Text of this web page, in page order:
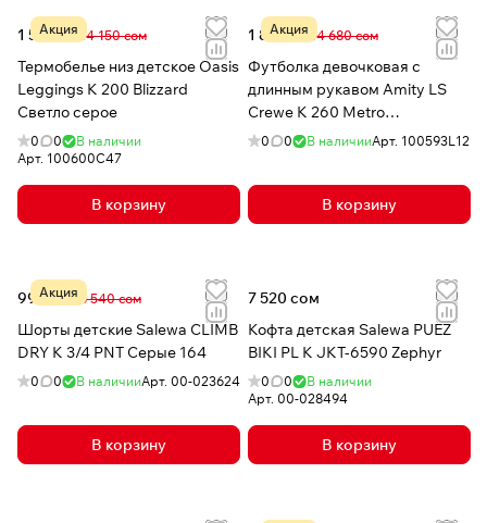
Акция
1 531 сом4 150 сом
Термобелье низ детское Oasis
Leggings K 200 Blizzard
Светло серое
0 0
В наличии
Арт. 100600C47
В корзину
Акция
1 811 сом4 680 сом
Футболка девочковая с
длинным рукавом Amity LS
Crewe K 260 Metro
HTHR/Magenta
0 0 В наличииАрт. 100593L12
В корзину
Акция
999 сом 6 540 сом
Шорты детские Salewa CLIMB
DRY K 3/4 PNT Серые 164
0 0 В наличииАрт. 00-023624
В корзину
7 520 сом
Кофта детская Salewa PUEZ
BIKI PL K JKT-6590 Zephyr
0 0
В наличии
Арт. 00-028494
В корзину